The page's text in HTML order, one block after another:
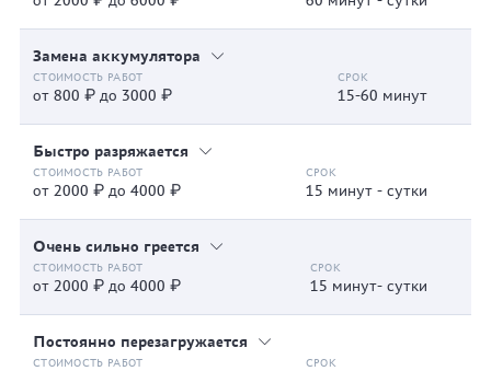
Замена аккумулятора
от 800 ₽ до 3000 ₽ 15-60 минут
Быстро разряжается
от 2000 ₽ до 4000 ₽ 15 минут - сутки
Очень сильно греется
от 2000 ₽ до 4000 ₽ 15 минут- сутки
Постоянно перезагружается